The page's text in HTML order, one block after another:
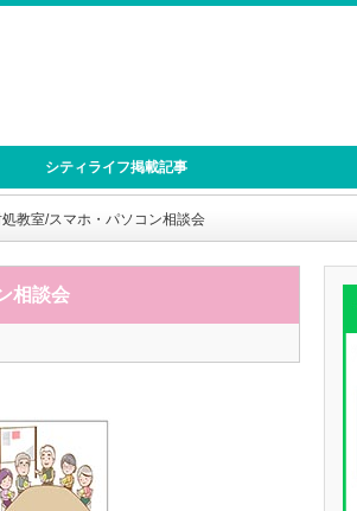
シティライフ掲載記事
教室/スマホ・パソコン相談会
相談会